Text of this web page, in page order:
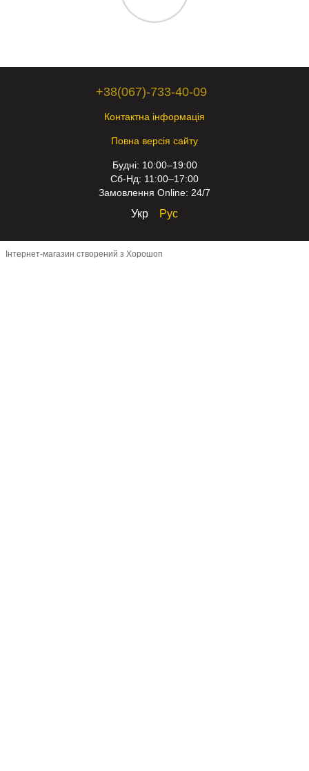
+38(067)-733-40-09
Контактна інформація
Повна версія сайту
Будні: 10:00–19:00
Сб-Нд: 11:00–17:00
Замовлення Online: 24/7
Укр Рус
Інтернет-магазин створений з Хорошоп